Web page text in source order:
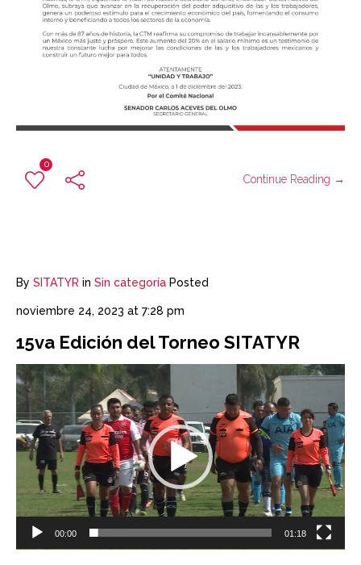
0
Continue Reading →
By SITATYR in Sin categoría Posted
noviembre 24, 2023 at 7:28 pm
15va Edición del Torneo SITATYR
Reproductor
de
vídeo
00:00 01:18